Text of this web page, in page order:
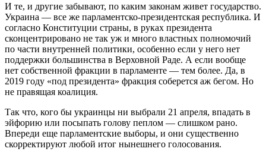
И те, и другие забывают, по каким законам живет государство.
Украина — все же парламентско-президентская республика. И
согласно Конституции страны, в руках президента
сконцентрировано не так уж и много властных полномочий
по части внутренней политики, особенно если у него нет
поддержки большинства в Верховной Раде. А если вообще
нет собственной фракции в парламенте — тем более. Да, в
2019 году «под президента» фракция соберется аж бегом. Но
не правящая коалиция.
Так что, кого бы украинцы ни выбрали 21 апреля, впадать в
эйфорию или посыпать голову пеплом — слишком рано.
Впереди еще парламентские выборы, и они существенно
скорректируют любой итог нынешнего голосования.